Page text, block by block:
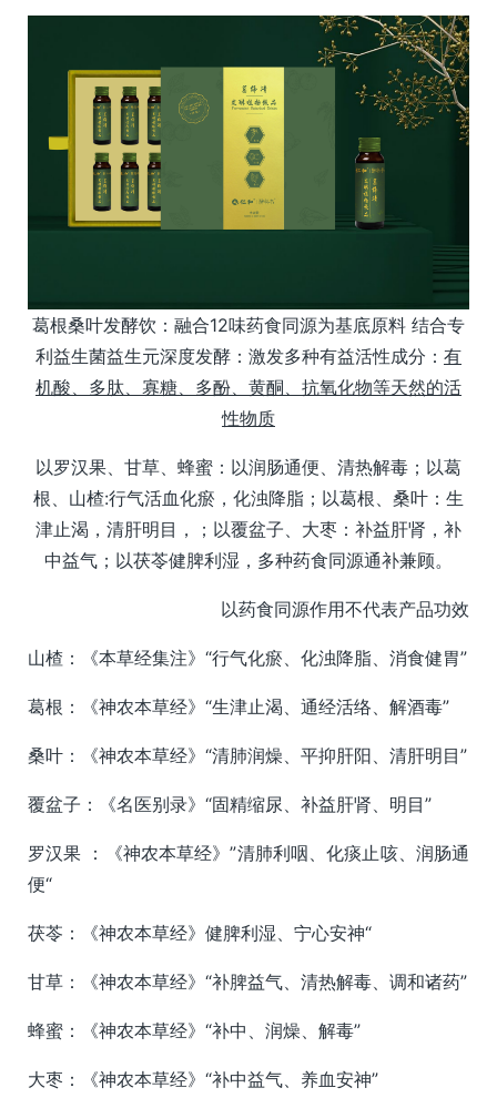
葛根桑叶发酵饮：融合12味药食同源为基底原料 结合专
利益生菌益生元深度发酵：激发多种有益活性成分： 有
机酸、多肽、寡糖、多酚、黄酮、抗氧化物等天然的活
性物质
以罗汉果、甘草、蜂蜜：以润肠通便、清热解毒；以葛
根、山楂:行气活血化瘀，化浊降脂；以葛根、桑叶：生
津止渴，清肝明目，；以覆盆子、大枣：补益肝肾，补
中益气；以茯苓健脾利湿，多种药食同源通补兼顾。
以药食同源作用不代表产品功效
山楂：《本草经集注》“行气化瘀、化浊降脂、消食健胃”
葛根：《神农本草经》“生津止渴、通经活络、解酒毒”
桑叶：《神农本草经》“清肺润燥、平抑肝阳、清肝明目”
覆盆子：《名医别录》“固精缩尿、补益肝肾、明目”
罗汉果 ：《神农本草经》”清肺利咽、化痰止咳、润肠通
便“
茯苓：《神农本草经》健脾利湿、宁心安神“
甘草：《神农本草经》“补脾益气、清热解毒、调和诸药”
蜂蜜：《神农本草经》“补中、润燥、解毒”
大枣：《神农本草经》“补中益气、养血安神”